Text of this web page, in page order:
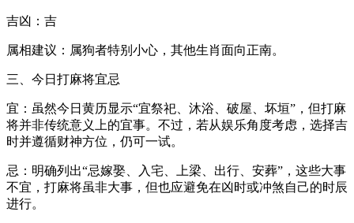
吉凶：吉
属相建议：属狗者特别小心，其他生肖面向正南。
三、今日打麻将宜忌
宜：虽然今日黄历显示“宜祭祀、沐浴、破屋、坏垣”，但打麻
将并非传统意义上的宜事。不过，若从娱乐角度考虑，选择吉
时并遵循财神方位，仍可一试。
忌：明确列出“忌嫁娶、入宅、上梁、出行、安葬”，这些大事
不宜，打麻将虽非大事，但也应避免在凶时或冲煞自己的时辰
进行。